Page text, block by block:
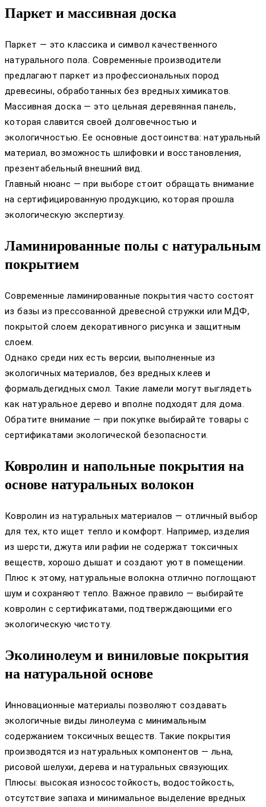
Паркет и массивная доска
Паркет — это классика и символ качественного
натурального пола. Современные производители
предлагают паркет из профессиональных пород
древесины, обработанных без вредных химикатов.
Массивная доска — это цельная деревянная панель,
которая славится своей долговечностью и
экологичностью. Ее основные достоинства: натуральный
материал, возможность шлифовки и восстановления,
презентабельный внешний вид.
Главный нюанс — при выборе стоит обращать внимание
на сертифицированную продукцию, которая прошла
экологическую экспертизу.
Ламинированные полы с натуральным
покрытием
Современные ламинированные покрытия часто состоят
из базы из прессованной древесной стружки или МДФ,
покрытой слоем декоративного рисунка и защитным
слоем.
Однако среди них есть версии, выполненные из
экологичных материалов, без вредных клеев и
формальдегидных смол. Такие ламели могут выглядеть
как натуральное дерево и вполне подходят для дома.
Обратите внимание — при покупке выбирайте товары с
сертификатами экологической безопасности.
Ковролин и напольные покрытия на
основе натуральных волокон
Ковролин из натуральных материалов — отличный выбор
для тех, кто ищет тепло и комфорт. Например, изделия
из шерсти, джута или рафии не содержат токсичных
веществ, хорошо дышат и создают уют в помещении.
Плюс к этому, натуральные волокна отлично поглощают
шум и сохраняют тепло. Важное правило — выбирайте
ковролин с сертификатами, подтверждающими его
экологическую чистоту.
Эколинолеум и виниловые покрытия
на натуральной основе
Инновационные материалы позволяют создавать
экологичные виды линолеума с минимальным
содержанием токсичных веществ. Такие покрытия
производятся из натуральных компонентов — льна,
рисовой шелухи, дерева и натуральных связующих.
Плюсы: высокая износостойкость, водостойкость,
отсутствие запаха и минимальное выделение вредных